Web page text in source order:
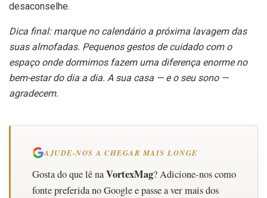
desaconselhe.
Dica final: marque no calendário a próxima lavagem das
suas almofadas. Pequenos gestos de cuidado com o
espaço onde dormimos fazem uma diferença enorme no
bem-estar do dia a dia. A sua casa — e o seu sono —
agradecem.
AJUDE-NOS A CHEGAR MAIS LONGE
Gosta do que lê naVortexMag? Adicione-nos como
fonte preferida no Google e passe a ver mais dos